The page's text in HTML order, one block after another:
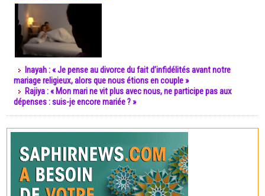
Inayah : « Je pense au divorce du fait d’infidélités avant notre
mariage religieux, alors que nous étions en couple »
Rajiya : « Mon mari ne vit plus avec nous, ne participe pas aux
dépenses : suis-je encore mariée ? »